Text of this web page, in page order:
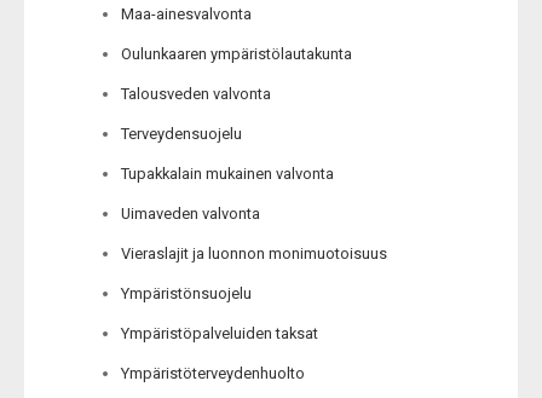
Maa-ainesvalvonta
Oulunkaaren ympäristölautakunta
Talousveden valvonta
Terveydensuojelu
Tupakkalain mukainen valvonta
Uimaveden valvonta
Vieraslajit ja luonnon monimuotoisuus
Ympäristönsuojelu
Ympäristöpalveluiden taksat
Ympäristöterveydenhuolto